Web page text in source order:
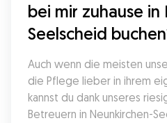
bei mir zuhause in
Seelscheid
Auch wenn die meisten
die Pflege lieber in ihrem
kannst du dank unseres
Betreuern in Neunkirchen-